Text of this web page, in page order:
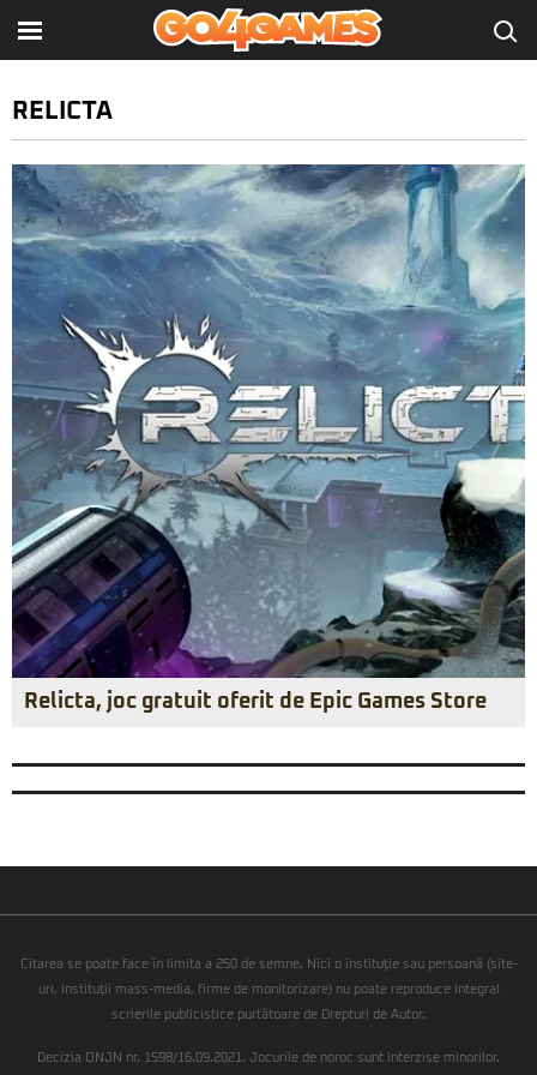
RELICTA
Relicta, joc gratuit oferit de Epic Games Store
Citarea se poate face în limita a 250 de semne. Nici o instituţie sau persoană (site-
uri, instituţii mass-media, firme de monitorizare) nu poate reproduce integral
scrierile publicistice purtătoare de Drepturi de Autor.
Decizia ONJN nr. 1598/16.09.2021. Jocurile de noroc sunt interzise minorilor.